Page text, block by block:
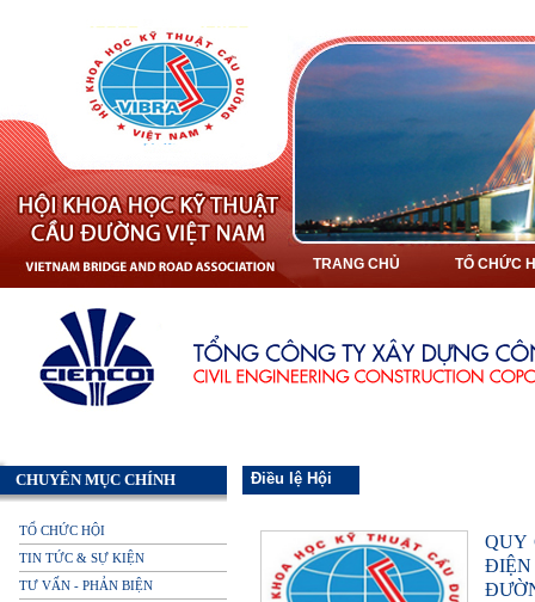
TRANG CHỦ TỔ CHỨC
CHUYÊN MỤC CHÍNH
TỔ CHỨC HỘI
TIN TỨC & SỰ KIỆN
TƯ VẤN - PHẢN BIỆN
Điều lệ Hội
QUY
ĐIỆN